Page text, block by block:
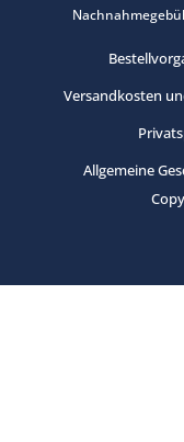
Versandkosten
Allgemeine